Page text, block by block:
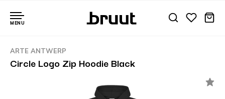
MENU
ARTE ANTWERP
Circle Logo Zip Hoodie Black